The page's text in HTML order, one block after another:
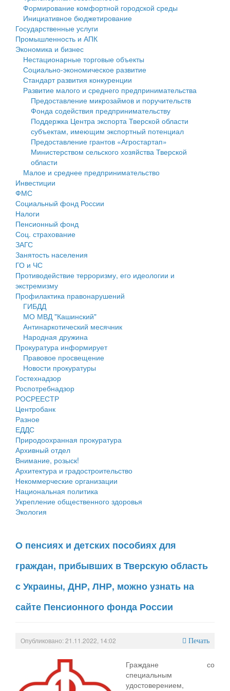
Государственные услуги
Промышленность и АПК
Экономика и бизнес
Символика
Устав
Гостям округа
Туризм
Культура
Образование
Здравоохранение
Социальная защита
Фотоальбом
муниципального округа Тверской области
Администрация Кашинского муниципального округа
Тверской области
Управление сельскими территориями
Открытые данные
Работа с обращениями граждан
Муниципальный контроль
Муниципальные услуги
Проекты административных регламентов
Антимонопольный комплаенс
Противодействие коррупции
Финансовое управление
Бюджет для граждан
Имущество
Выявление правообладателей ранее учтенных
объектов недвижимости
Имущественная поддержка субъектов малого и
среднего предпринимательства
Информационная поддержка субъектов малого и
среднего предпринимательства
Муниципальные программы
Контрольно-счетная палата
Персональные данные
Оценка регулирующего воздействия
Деятельность МУ
Нормативы градостроительного проектирования
Правила землепользования и застройки
Генеральные планы
Проекты планировки территории
Собрание депутатов
Городское поселение
Сельские поселения
Формирование комфортной городской среды
Инициативное бюджетирование
Государственные услуги
Промышленность и АПК
Экономика и бизнес
Нестационарные торговые объекты
Социально-экономическое развитие
Стандарт развития конкуренции
Развитие малого и среднего предпринимательства
Предоставление микрозаймов и поручительств
Фонда содействия предпринимательству
Поддержка Центра экспорта Тверской области
субъектам, имеющим экспортный потенциал
Предоставление грантов «Агростартап»
Министерством сельского хозяйства Тверской
области
Малое и среднее предпринимательство
Инвестиции
ФМС
Социальный фонд России
Налоги
Пенсионный фонд
Соц. страхование
ЗАГС
Занятость населения
ГО и ЧС
Противодействие терроризму, его идеологии и
экстремизму
Профилактика правонарушений
ГИБДД
МО МВД "Кашинский"
Антинаркотический месячник
Народная дружина
Прокуратура информирует
Правовое просвещение
Новости прокуратуры
Гостехнадзор
Роспотребнадзор
РОСРЕЕСТР
Центробанк
Разное
ЕДДС
Природоохранная прокуратура
Архивный отдел
Внимание, розыск!
Архитектура и градостроительство
Некоммерческие организации
Национальная политика
Укрепление общественного здоровья
Экология
О пенсиях и детских пособиях для
граждан, прибывших в Тверскую область
с Украины, ДНР, ЛНР, можно узнать на
сайте Пенсионного фонда России
Опубликовано: 21.11.2022, 14:02 Печать
Граждане со
специальным
удостоверением,